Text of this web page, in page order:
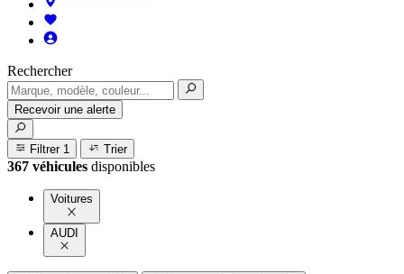
Rechercher
Recevoir une alerte
Filtrer 1 Trier
367 véhicules disponibles
Voitures
AUDI